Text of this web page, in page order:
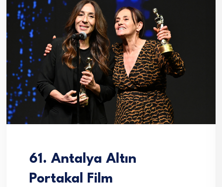
61. Antalya Altın
Portakal Film